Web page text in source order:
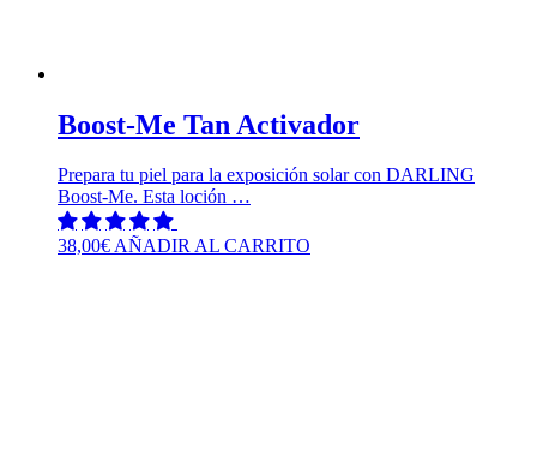
Boost-Me Tan Activador
Prepara tu piel para la exposición solar con DARLING
Boost-Me. Esta loción …
38,00€AÑADIR AL CARRITO